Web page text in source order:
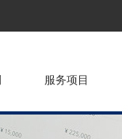
服务项目